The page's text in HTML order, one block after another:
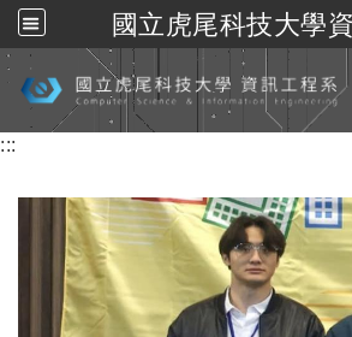
國立虎尾科技大學
跳到主要內容
:::